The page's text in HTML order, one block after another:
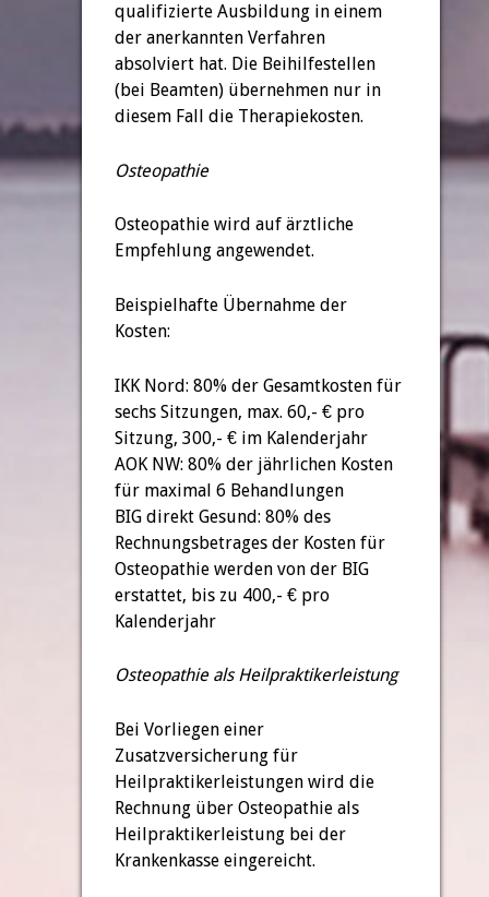
qualifizierte Ausbildung in einem
der anerkannten Verfahren
absolviert hat. Die Beihilfestellen
(bei Beamten) übernehmen nur in
diesem Fall die Therapiekosten.
Osteopathie
Osteopathie wird auf ärztliche
Empfehlung angewendet.
Beispielhafte Übernahme der
Kosten:
IKK Nord: 80% der Gesamtkosten für
sechs Sitzungen, max. 60,- € pro
Sitzung, 300,- € im Kalenderjahr
AOK NW: 80% der jährlichen Kosten
für maximal 6 Behandlungen
BIG direkt Gesund: 80% des
Rechnungsbetrages der Kosten für
Osteopathie werden von der BIG
erstattet, bis zu 400,- € pro
Kalenderjahr
Osteopathie als Heilpraktikerleistung
Bei Vorliegen einer
Zusatzversicherung für
Heilpraktikerleistungen wird die
Rechnung über Osteopathie als
Heilpraktikerleistung bei der
Krankenkasse eingereicht.